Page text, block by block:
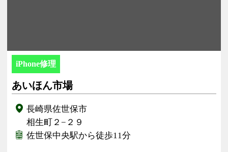
iPhone修理
あいほん市場
長崎県佐世保市
相生町２−２９
佐世保中央駅から徒歩11分